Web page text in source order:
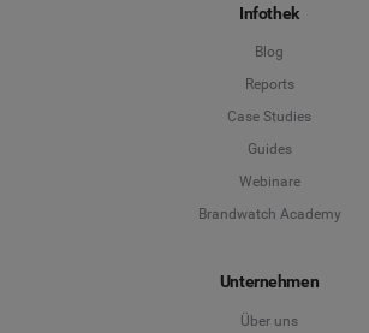
Infothek
Blog
Reports
Case Studies
Guides
Webinare
Brandwatch Academy
Unternehmen
Über uns